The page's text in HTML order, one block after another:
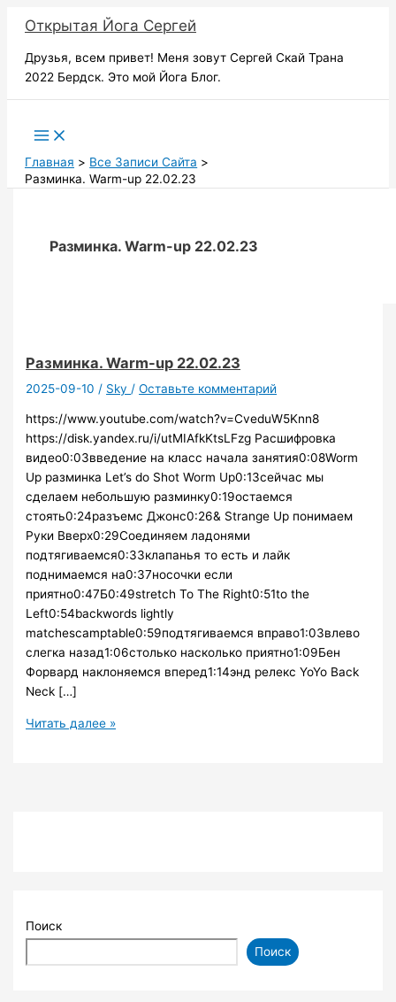
содержимому
Открытая Йога Сергей
Друзья, всем привет! Меня зовут Сергей Скай Трана
2022 Бердск. Это мой Йога Блог.
Главная
Все Записи Сайта
Разминка. Warm-up 22.02.23
Разминка. Warm-up 22.02.23
Разминка. Warm-up 22.02.23
2025-09-10 / Sky /Оставьте комментарий
https://www.youtube.com/watch?v=CveduW5Knn8
https://disk.yandex.ru/i/utMIAfkKtsLFzg Расшифровка
видео0:03введение на класс начала занятия0:08Worm
Up разминка Let’s do Shot Worm Up0:13сейчас мы
сделаем небольшую разминку0:19остаемся
стоять0:24разъемс Джонс0:26& Strange Up понимаем
Руки Вверх0:29Соединяем ладонями
подтягиваемся0:33клапанья то есть и лайк
поднимаемся на0:37носочки если
приятно0:47Б0:49stretch To The Right0:51to the
Left0:54backwords lightly
matchescamptable0:59подтягиваемся вправо1:03влево
слегка назад1:06столько насколько приятно1:09Бен
Форвард наклоняемся вперед1:14энд релекс YoYo Back
Neck […]
Разминка.
Читать далее »
Поиск
Поиск